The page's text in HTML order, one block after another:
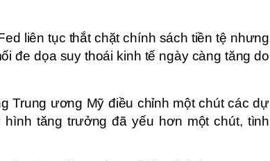
liên tục thắt chặt chính sách tiền tệ nhưng
đe dọa suy thoái kinh tế ngày càng tăng do
Trung ương Mỹ điều chỉnh một chút các dự
tăng trưởng đã yếu hơn một chút, tình